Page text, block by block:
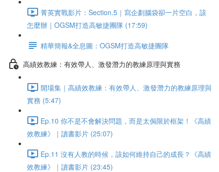
菁英實戰影片：Section.5｜寫企劃腦袋卻一片空白，該
怎麼辦｜OGSM打造高敏捷團隊 (17:59)
精華簡報&全息圖：OGSM打造高敏捷團隊
高績效教練：有效帶人、激發潛力的教練原理與實務
開場集｜高績效教練：有效帶人、激發潛力的教練原理與
實務 (5:47)
Ep.10 你不是不會解決問題，而是太侷限於框架！《高績
效教練》｜讀書影片 (25:07)
Ep.11 沒有人教的時候，該如何維持自己的成長？《高績
效教練》｜讀書影片 (23:45)